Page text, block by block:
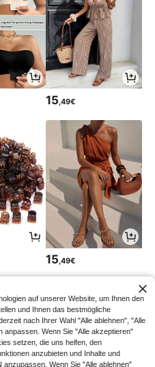
15 ,49€
15 ,49€
auf unserer Website, um Ihnen den
und Ihnen das bestmögliche
nach Ihrer Wahl "Alle ablehnen", "Alle
anpassen. Wenn Sie "Alle akzeptieren"
setzen, die uns helfen, den
anzubieten und Inhalte und
Wenn Sie "Alle ablehnen"